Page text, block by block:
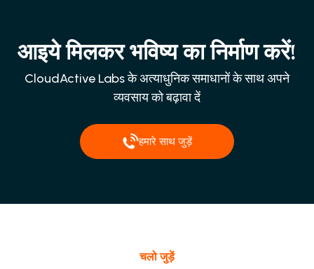
आइये मिलकर भविष्य का निर्माण करें!
CloudActive Labs के अत्याधुनिक समाधानों के साथ अपने
व्यवसाय को बढ़ावा दें
हमारे साथ जुड़ें
चलो जुड़ें